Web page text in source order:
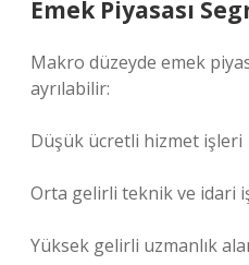
Emek Piyasası
Makro düzeyde emek
ayrılabilir:
Düşük ücretli hizmet işleri
Orta gelirli teknik ve idari
Yüksek gelirli uzmanlık